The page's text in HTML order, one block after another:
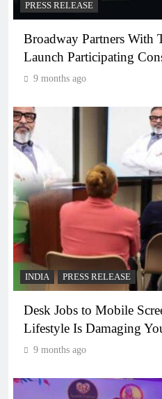
PRESS RELEASE
Broadway Partners With
Launch Participating
9 months ago
INDIA PRESS RELEASE
Desk Jobs to Mobile
Lifestyle Is Damaging
9 months ago